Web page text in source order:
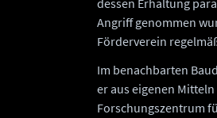
dessen Erhaltung
Angriff genommen
Förderverein
Im benachbarten
er aus eigenen
Forschungszentrum